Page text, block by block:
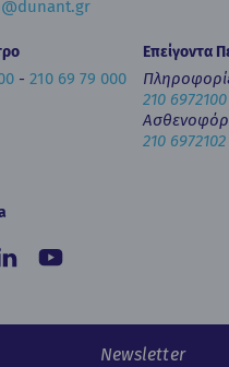
- 210 69 79 000
Επείγοντα
210 6972100
210 6972102
Newsletter